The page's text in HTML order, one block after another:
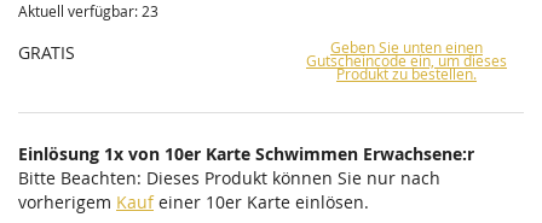
Aktuell verfügbar: 23
GRATIS Geben Sie unten einen
Gutscheincode ein, um dieses
Produkt zu bestellen.
Einlösung 1x von 10er Karte Schwimmen Erwachsene:r
Bitte Beachten: Dieses Produkt können Sie nur nach
vorherigem Kaufeiner 10er Karte einlösen.